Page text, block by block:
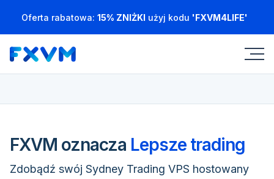
Oferta rabatowa: 15% ZNIŻKI użyj kodu 'FXVM4LIFE'
FXVM oznacza Lepsze trading
Zdobądź swój Sydney Trading VPS hostowany